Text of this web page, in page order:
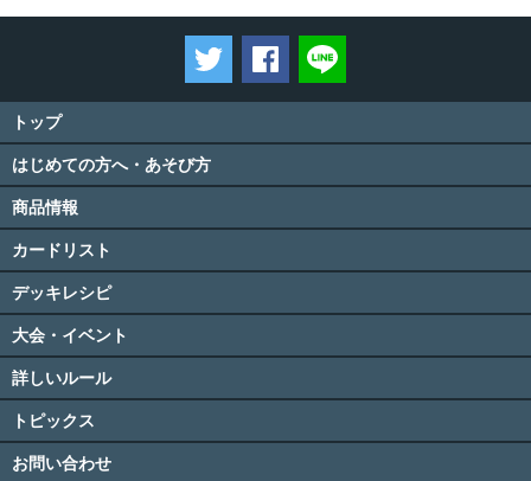
ツイートするFacebookでシェアする
トップ
はじめての方へ・あそび方
商品情報
カードリスト
デッキレシピ
大会・イベント
詳しいルール
トピックス
お問い合わせ